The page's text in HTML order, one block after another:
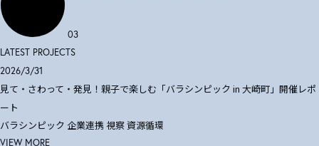
03
LATEST PROJECTS
2026/3/31
見て・さわって・発見！親子で楽しむ「バラシンピック in 大崎町」開催レポ
ート
バラシンピック 企業連携 視察資源循環
VIEW MORE